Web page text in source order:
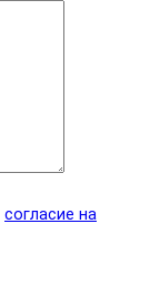
согласие на